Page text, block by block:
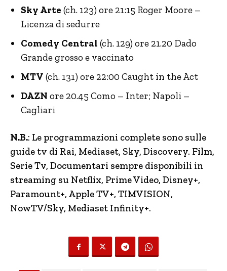
Sky Arte (ch. 123) ore 21:15 Roger Moore –
Licenza di sedurre
Comedy Central (ch. 129) ore 21.20 Dado
Grande grosso e vaccinato
MTV (ch. 131) ore 22:00 Caught in the Act
DAZN ore 20.45 Como – Inter; Napoli –
Cagliari
N.B.: Le programmazioni complete sono sulle
guide tv di Rai, Mediaset, Sky, Discovery. Film,
Serie Tv, Documentari sempre disponibili in
streaming su Netflix, Prime Video, Disney+,
Paramount+, Apple TV+, TIMVISION,
NowTV/Sky, Mediaset Infinity+.